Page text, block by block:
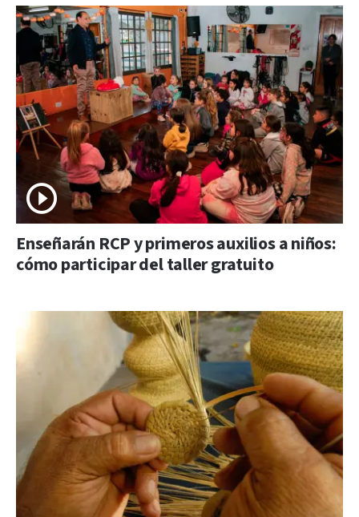
Enseñarán RCP y primeros auxilios a niños:
cómo participar del taller gratuito